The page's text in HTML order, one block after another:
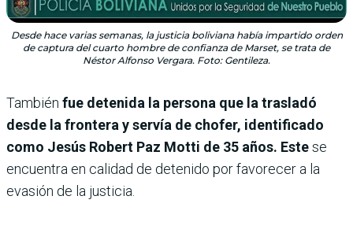
Desde hace varias semanas, la justicia boliviana había impartido orden
de captura del cuarto hombre de confianza de Marset, se trata de
Néstor Alfonso Vergara. Foto: Gentileza.
También fue detenida la persona que la trasladó
desde la frontera y servía de chofer, identificado
como Jesús Robert Paz Motti de 35 años. Estese
encuentra en calidad de detenido por favorecer a la
evasión de la justicia.